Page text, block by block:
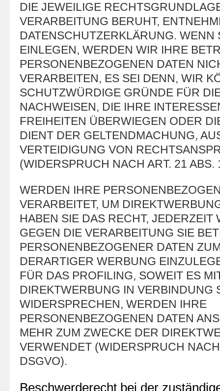
DIE JEWEILIGE
VERARBEITUNG BERUHT,
DATENSCHUTZERKLÄRUNG. WENN
EINLEGEN, WERDEN WIR IHRE
PERSONENBEZOGENEN DATEN
VERARBEITEN, ES SEI DENN, WIR
SCHUTZWÜRDIGE GRÜNDE FÜR
NACHWEISEN, DIE IHRE
FREIHEITEN ÜBERWIEGEN ODER
DIENT DER GELTENDMACHUNG,
VERTEIDIGUNG VON
(WIDERSPRUCH NACH ART. 21 ABS.
WERDEN IHRE
VERARBEITET, UM
HABEN SIE DAS RECHT, JEDERZEIT
GEGEN DIE VERARBEITUNG SIE
PERSONENBEZOGENER DATEN
DERARTIGER WERBUNG
FÜR DAS PROFILING, SOWEIT ES
DIREKTWERBUNG IN VERBINDUNG
WIDERSPRECHEN, WERDEN IHRE
PERSONENBEZOGENEN DATEN
MEHR ZUM ZWECKE DER
VERWENDET (WIDERSPRUCH
DSGVO).
Beschwerde­recht bei der